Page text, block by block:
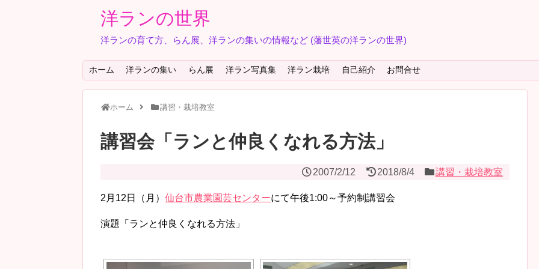
洋ランの世界
洋ランの育て方、らん展、洋ランの集いの情報など (藩世英の洋ランの世界)
ホーム 洋ランの集い らん展 洋ラン写真集 洋ラン栽培 自己紹介 お問合せ
ホーム 講習・栽培教室
講習会「ランと仲良くなれる方法」
2007/2/12 2018/8/4 講習・栽培教室
2月12日（月） 仙台市農業園芸センターにて午後1:00～予約制講習会
演題「ランと仲良くなれる方法」